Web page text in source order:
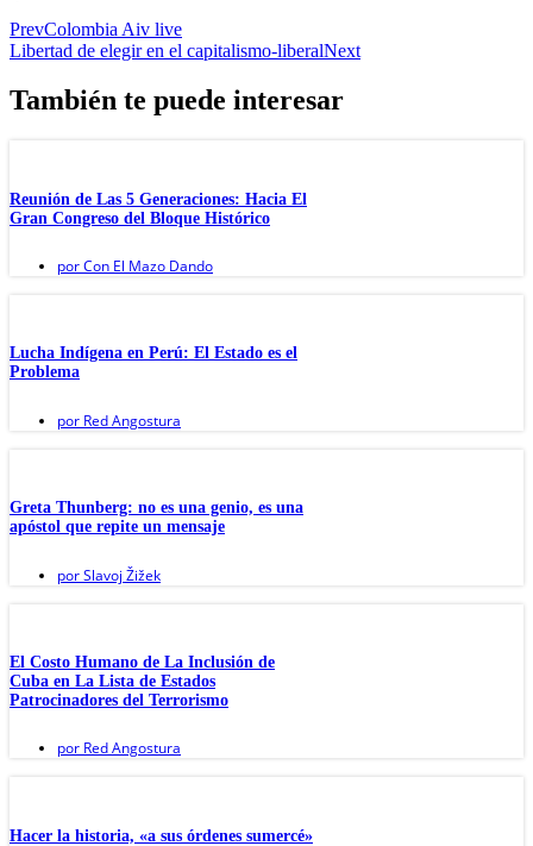
PrevColombia Aiv live
Libertad de elegir en el capitalismo-liberalNext
También te puede interesar
Reunión de Las 5 Generaciones: Hacia El
Gran Congreso del Bloque Histórico
porCon El Mazo Dando
Lucha Indígena en Perú: El Estado es el
Problema
por Red Angostura
Greta Thunberg: no es una genio, es una
apóstol que repite un mensaje
porSlavoj Žižek
El Costo Humano de La Inclusión de
Cuba en La Lista de Estados
Patrocinadores del Terrorismo
por Red Angostura
Hacer la historia, «a sus órdenes sumercé»